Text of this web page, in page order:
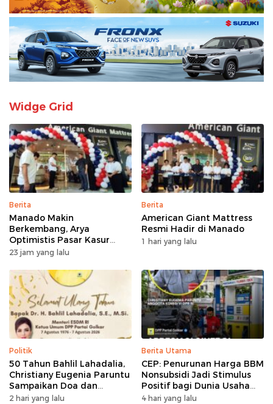
Widge Grid
Berita
Manado Makin
Berkembang, Arya
Optimistis Pasar Kasur
Premium Tumbuh
23 jam yang lalu
Berita
American Giant Mattress
Resmi Hadir di Manado
1 hari yang lalu
Politik
50 Tahun Bahlil Lahadalia,
Christiany Eugenia Paruntu
Sampaikan Doa dan
Harapan
2 hari yang lalu
Berita Utama
CEP: Penurunan Harga BBM
Nonsubsidi Jadi Stimulus
Positif bagi Dunia Usaha
dan Pertumbuhan Ekonomi
4 hari yang lalu